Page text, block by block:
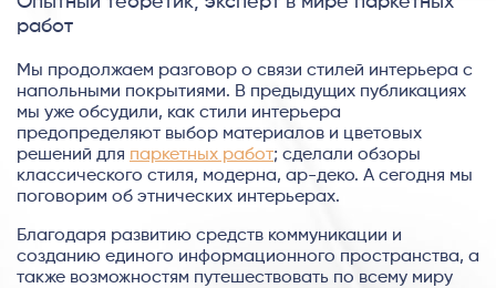
работ
Мы продолжаем разговор о связи стилей интерьера с
напольными покрытиями. В предыдущих публикациях
мы уже обсудили, как стили интерьера
предопределяют выбор материалов и цветовых
решений для паркетных работ; сделали обзоры
классического стиля, модерна, ар-деко. А сегодня мы
поговорим об этнических интерьерах.
Благодаря развитию средств коммуникации и
созданию единого информационного пространства, а
также возможностям путешествовать по всему миру